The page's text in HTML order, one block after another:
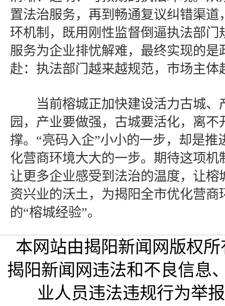
置法治服务，再到畅通复议纠错渠道
环机制，既用刚性监督倒逼执法部门
服务为企业排忧解难，最终实现的是
赴：执法部门越来越规范，市场主体
当前榕城正加快建设活力古城、
园，产业要做强，古城要活化，离
撑。“亮码入企”小小的一步，却是推
化营商环境大大的一步。期待这项机
让更多企业感受到法治的温度，让榕
资兴业的沃土，为揭阳全市优化营商
的“榕城经验”。
本网站由揭阳新闻网版权
揭阳新闻网违法和不良信息
业人员违法违规行为举